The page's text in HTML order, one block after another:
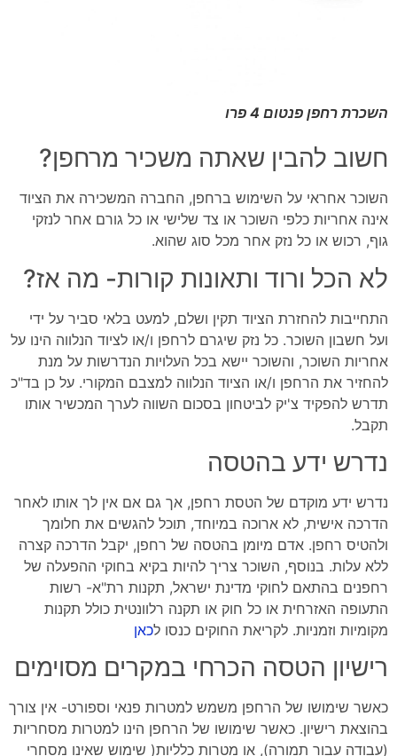
השכרת רחפן פנטום 4 פרו
חשוב להבין שאתה משכיר מרחפן?
השוכר אחראי על השימוש ברחפן, החברה המשכירה את הציוד
אינה אחריות כלפי השוכר או צד שלישי או כל גורם אחר לנזקי
גוף, רכוש או כל נזק אחר מכל סוג שהוא.
לא הכל ורוד ותאונות קורות- מה אז?
התחייבות להחזרת הציוד תקין ושלם, למעט בלאי סביר על ידי
ועל חשבון השוכר. כל נזק שיגרם לרחפן ו/או לציוד הנלווה הינו על
אחריות השוכר, והשוכר יישא בכל העלויות הנדרשות על מנת
להחזיר את הרחפן ו/או הציוד הנלווה למצבם המקורי. על כן בד"כ
תדרש להפקיד צ'יק לביטחון בסכום השווה לערך המכשיר אותו
תקבל.
נדרש ידע בהטסה
נדרש ידע מוקדם של הטסת רחפן, אך גם אם אין לך אותו לאחר
הדרכה אישית, לא ארוכה במיוחד, תוכל להגשים את חלומך
ולהטיס רחפן. אדם מיומן בהטסה של רחפן, יקבל הדרכה קצרה
ללא עלות. בנוסף, השוכר צריך להיות בקיא בחוקי ההפעלה של
רחפנים בהתאם לחוקי מדינת ישראל, תקנות רת"א- רשות
התעופה האזרחית או כל חוק או תקנה רלוונטית כולל תקנות
מקומיות וזמניות. לקריאת החוקים כנסו לכאן
רישיון הטסה הכרחי במקרים מסוימים
כאשר שימושו של הרחפן משמש למטרות פנאי וספורט- אין צורך
בהוצאת רישיון. כאשר שימושו של הרחפן הינו למטרות מסחריות
(עבודה עבור תמורה), או מטרות כלליות( שימוש שאינו מסחרי